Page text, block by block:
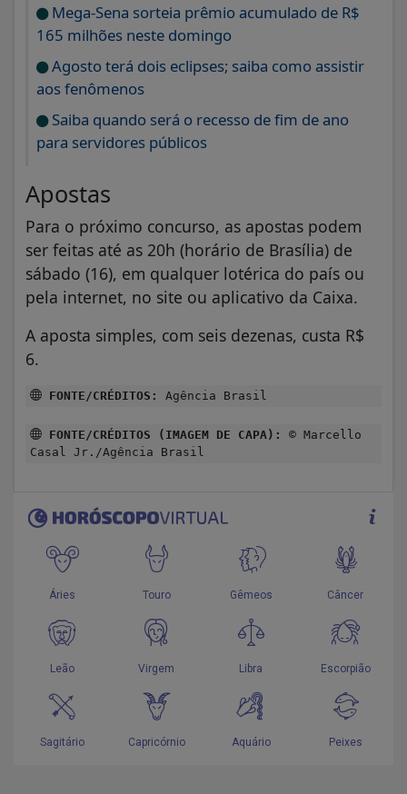
Mega-Sena sorteia prêmio acumulado de R$
165 milhões neste domingo
Agosto terá dois eclipses; saiba como assistir
aos fenômenos
Saiba quando será o recesso de fim de ano
para servidores públicos
Apostas
Para o próximo concurso, as apostas podem
ser feitas até as 20h (horário de Brasília) de
sábado (16), em qualquer lotérica do país ou
pela internet, no site ou aplicativo da Caixa.
A aposta simples, com seis dezenas, custa R$
6.
FONTE/CRÉDITOS: Agência Brasil
FONTE/CRÉDITOS (IMAGEM DE CAPA):
© Marcello
Casal Jr./Agência Brasil